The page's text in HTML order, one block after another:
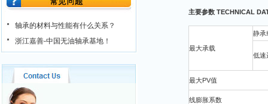
轴承的材料与性能有什么关系？
浙江嘉善-中国无油轴承基地！
主要参数 TECHNICAL
最大承载
静承
低速
最大PV值
线膨胀系数